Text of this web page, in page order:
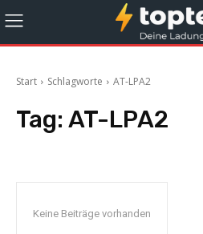
Start Schlagworte AT-LPA2
Tag: AT-LPA2
Keine Beiträge vorhanden